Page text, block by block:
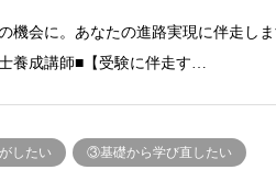
機会に。あなたの進路実現に伴走し
養成講師■【受験に伴走す…
したい ③基礎から学び直したい